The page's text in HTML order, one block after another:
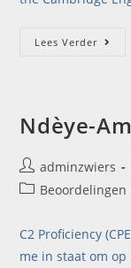
Lees Verder
Ndèye-
adminzwiers
Beoordelingen
C2 Proficiency
me in staat om